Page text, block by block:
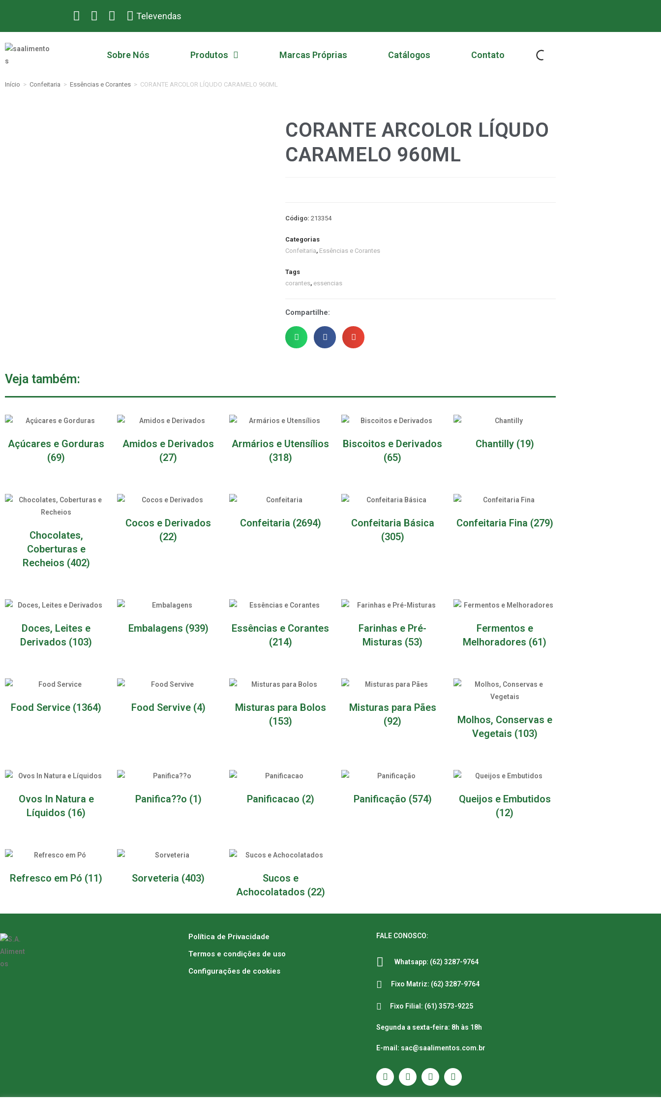
Televendas
Sobre Nós Produtos Marcas Próprias Catálogos Contato
Início > Confeitaria > Essências e Corantes > CORANTE ARCOLOR LÍQUDO CARAMELO 960ML
CORANTE ARCOLOR LÍQUDO
CARAMELO 960ML
Código: 213354
Categorias
Confeitaria, Essências e Corantes
Tags
corantes, essencias
Compartilhe:
Veja também:
Açúcares e Gorduras
(69)
Amidos e Derivados
(27)
Armários e Utensílios
(318)
Biscoitos e Derivados
(65)
Chantilly (19)
Chocolates,
Coberturas e
Recheios (402)
Cocos e Derivados
(22)
Confeitaria (2694)
Confeitaria Básica
(305)
Confeitaria Fina (279)
Doces, Leites e
Derivados (103)
Embalagens (939)
Essências e Corantes
(214)
Farinhas e Pré-
Misturas (53)
Fermentos e
Melhoradores (61)
Food Service (1364) Food Servive (4)
Misturas para Bolos
(153)
Misturas para Pães
(92)
Molhos, Conservas e
Vegetais (103)
Ovos In Natura e
Líquidos (16)
Panifica??o (1) Panificacao (2) Panificação (574)
Queijos e Embutidos
(12)
Refresco em Pó (11) Sorveteria (403)
Sucos e
Achocolatados (22)
Política de Privacidade
Termos e condições de uso
Configurações de cookies
FALE CONOSCO:
Whatsapp: (62) 3287-9764
Fixo Matriz: (62) 3287-9764
Fixo Filial: (61) 3573-9225
Segunda a sexta-feira: 8h às 18h
E-mail: sac@saalimentos.com.br